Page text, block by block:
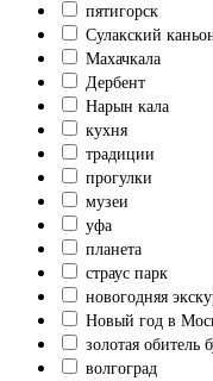
пятигорск
Сулакский
Махачкала
Дербент
Нарын кала
кухня
традиции
прогулки
музеи
уфа
планета
страус парк
новогодняя
Новый год в
золотая обитель
волгоград